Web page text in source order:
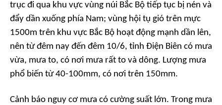
trục đi qua khu vực vùng núi Bắc Bộ tiếp tục bị nén và
đẩy dần xuống phía Nam; vùng hội tụ gió trên mực
1500m trên khu vực Bắc Bộ hoạt động mạnh dần lên,
nên từ đêm nay đến đêm 10/6, tỉnh Điện Biên có mưa
vừa, mưa to, có nơi mưa rất to và dông. Lượng mưa
phổ biến từ 40-100mm, có nơi trên 150mm.
Cảnh báo nguy cơ mưa có cường suất lớn. Trong mưa